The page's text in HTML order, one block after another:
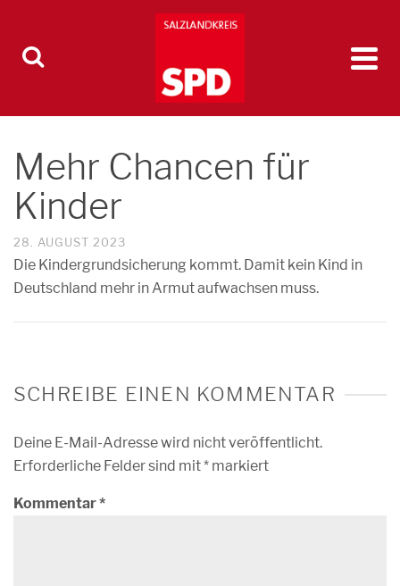
Mehr Chancen für
Kinder
28. AUGUST 2023
Die Kindergrundsicherung kommt. Damit kein Kind in
Deutschland mehr in Armut aufwachsen muss.
SCHREIBE EINEN KOMMENTAR
Deine E-Mail-Adresse wird nicht veröffentlicht.
Erforderliche Felder sind mit* markiert
Kommentar*